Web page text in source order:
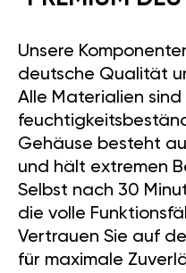
Unsere
deutsche Qualität
Alle Materialien
Gehäuse besteht
und hält extremen
Selbst nach 30
die volle
Vertrauen Sie auf
für maximale